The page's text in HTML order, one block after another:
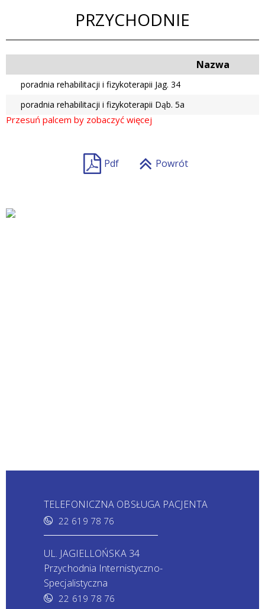
PRZYCHODNIE
Nazwa
poradnia rehabilitacji i fizykoterapii Jag. 34
poradnia rehabilitacji i fizykoterapii Dąb. 5a
Pdf Powrót
TELEFONICZNA OBSŁUGA PACJENTA
22 619 78 76
UL. JAGIELLOŃSKA 34
Przychodnia Internistyczno-
Specjalistyczna
22 619 78 76